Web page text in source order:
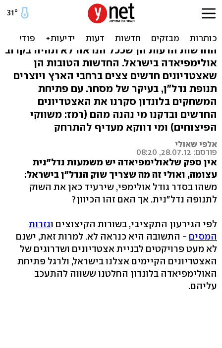
עולים על המגרש: פריחת
האצטדיונים בישראל
החדשות הרעות הן שככל הנראה לא תהיה בקרוב
אולימפיאדה בישראל. החדשות הטובות הן
שאצטדיונים חדשים צצים ברחבי הארץ ויוצרים
תנופת נדל"ן, בעיקר של מסחר. עם פתיחת
המשחקים בלונדון סקרנו את האצטדיונים
החדשים ובדקנו מי נהנה מהם (רמז: משווקי
הפיצוחים) ומי דווקא מעדיף להתרחק
אלפי שאולי
פורסם: 28.07.12, 08:20
אין ספק שלאולימפיאדה יש משמעות נדל"נית
עצומה, ואולי זה מה שצריך שוק הנדל"ן בישראל:
משהו בסדר גודל אולימפי, שירעיד כאן את השוק
לתנופה נדל"נית. אך האם זהו הכיוון?
לפי הגירעון התקציבי, בשורות הקיצוצים וגזרות
המסים - התשובה היא כנראה לא. למרות זאת, ישנם
לא מעט פרויקטים לבניית אצטדיונים ושדרוגים של
האצטדיונים הקיימים אצלנו בישראל, ולרגל פתיחת
האולימפיאדה בלונדון החלטנו ששווה להתעכב
עליהם.